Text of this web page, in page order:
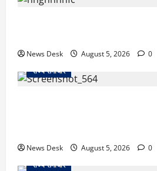
News Desk August 5, 2026
0
राज्य समाचार
News Desk August 5, 2026
0
राज्य समाचार